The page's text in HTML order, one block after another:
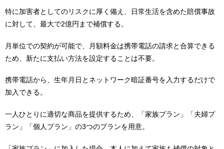
特に加害者としてのリスクに厚く備え、日常生活を含めた賠償事故
に対して、最大で2億円まで補償する。
月単位での契約が可能で、月額料金は携帯電話の請求と合算できる
ため、新たに支払い方法を設定することは不要。
携帯電話から、生年月日とネットワーク暗証番号を入力するだけで
加入できる。
一人ひとりに適切な商品を提供するため、「家族プラン」「夫婦プ
ラン」「個人プラン」の3つのプランを用意。